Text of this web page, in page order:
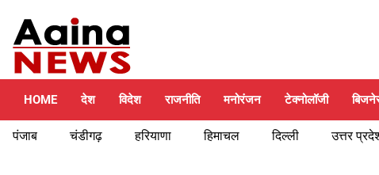
content
HOME देश विदेश राजनीति मनोरंजन टेक्नोलॉजी
पंजाब चंडीगढ़ हरियाणा हिमाचल दिल्ली उत्तर